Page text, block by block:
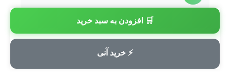
🛒 افزودن به سبد خرید
⚡ خرید آنی
💳 پرداخت امن